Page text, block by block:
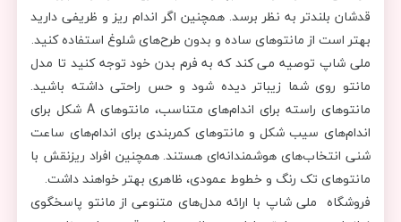
قدشان بلندتر به نظر برسد. همچنین اگر اندام ریز و ظریفی دارید
بهتر است از مانتوهای ساده و بدون طرح‌های شلوغ استفاده کنید.
ملی شاپ توصیه می کند که به فرم بدن خود توجه کنید تا مدل
مانتو روی شما زیباتر دیده شود و حس راحتی داشته باشید.
مانتوهای راسته برای اندام‌های متناسب، مانتوهای A شکل برای
اندام‌های سیب شکل و مانتوهای کمربندی برای اندام‌های ساعت
شنی انتخاب‌های هوشمندانه‌ای هستند. همچنین افراد ریزنقش با
مانتوهای تک رنگ و خطوط عمودی، ظاهری بهتر خواهند داشت.
فروشگاه ملی شاپ با ارائه مدل‌های متنوعی از مانتو پاسخگوی